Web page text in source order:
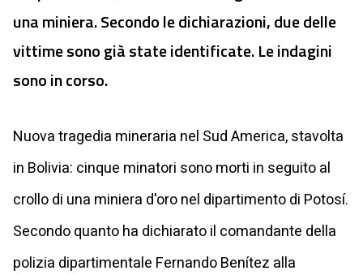
una miniera. Secondo le dichiarazioni, due delle
vittime sono già state identificate. Le indagini
sono in corso.
Nuova tragedia mineraria nel Sud America, stavolta
in Bolivia: cinque minatori sono morti in seguito al
crollo di una miniera d'oro nel dipartimento di Potosí.
Secondo quanto ha dichiarato il comandante della
polizia dipartimentale Fernando Benítez alla